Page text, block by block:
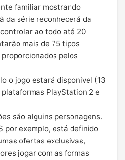
familiar mostrando
da série reconhecerá da
ao todo até 20
mais de 75 tipos
pelos
o jogo estará disponivel (13
PlayStation 2 e
são alguins personagens.
por exemplo, está definido
ofertas exclusivas,
jogar com as formas